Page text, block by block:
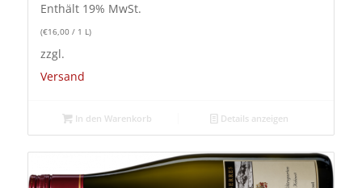
Enthält 19% MwSt.
(€16,00/ 1 L)
zzgl.
Versand
In den Warenkorb Details anzeigen